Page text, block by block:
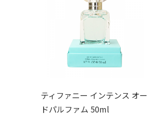
ティファニー インテンス オー
ドパルファム 50ml